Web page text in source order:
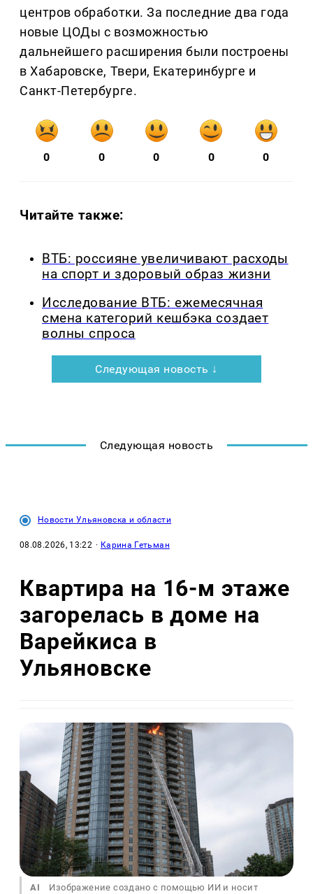
центров обработки. За последние два года
новые ЦОДы с возможностью
дальнейшего расширения были построены
в Хабаровске, Твери, Екатеринбурге и
Санкт‑Петербурге.
0 0 0 0 0
Читайте также:
ВТБ: россияне увеличивают расходы
на спорт и здоровый образ жизни
Исследование ВТБ: ежемесячная
смена категорий кешбэка создает
волны спроса
Следующая новость ↓
Следующая новость
Новости Ульяновска и области
08.08.2026, 13:22 · Карина Гетьман
Квартира на 16-м этаже
загорелась в доме на
Варейкиса в
Ульяновске
AI
Изображение создано с помощью ИИ и носит